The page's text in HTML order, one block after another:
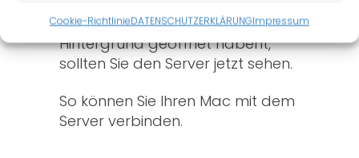
Cookie-RichtlinieDATENSCHUTZERKLÄRUNGImpressum
Im Finder, den Sie Anfangs im
Hintergrund geöffnet habent,
sollten Sie den Server jetzt sehen.
So können Sie Ihren Mac mit dem
Server verbinden.